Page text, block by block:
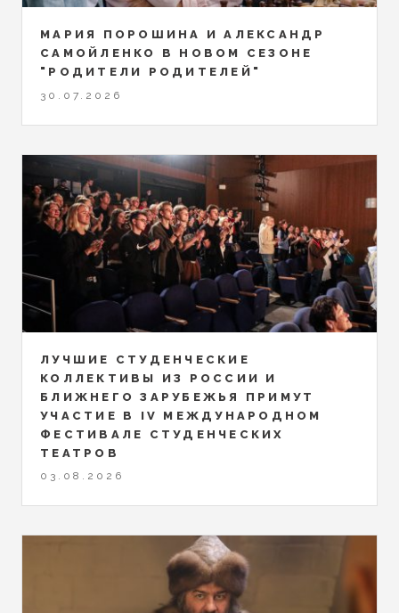
МАРИЯ ПОРОШИНА И АЛЕКСАНДР
САМОЙЛЕНКО В НОВОМ СЕЗОНЕ
"РОДИТЕЛИ РОДИТЕЛЕЙ"
30.07.2026
ЛУЧШИЕ СТУДЕНЧЕСКИЕ
КОЛЛЕКТИВЫ ИЗ РОССИИ И
БЛИЖНЕГО ЗАРУБЕЖЬЯ ПРИМУТ
УЧАСТИЕ В IV МЕЖДУНАРОДНОМ
ФЕСТИВАЛЕ СТУДЕНЧЕСКИХ
ТЕАТРОВ
03.08.2026